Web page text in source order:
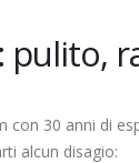
con 30 anni di
alcun disagio: